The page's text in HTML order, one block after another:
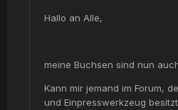
Hallo an Alle,
meine Buchsen sind nun
Kann mir jemand im Forum,
und Einpresswerkzeug